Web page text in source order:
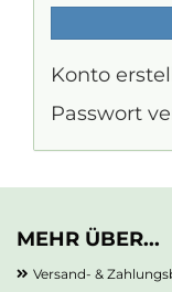
Konto
Passwort
MEHR ÜBER...
Versand- &